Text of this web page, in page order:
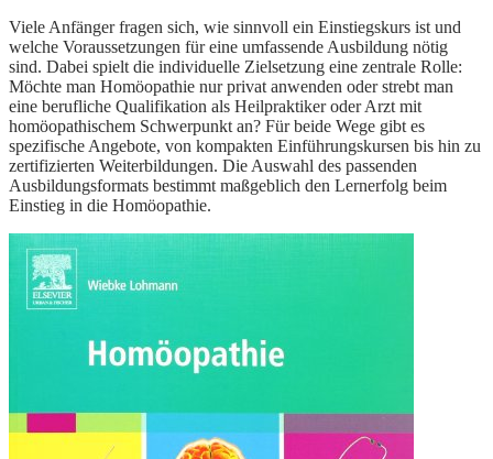
Viele Anfänger fragen sich, wie sinnvoll ein Einstiegskurs ist und
welche Voraussetzungen für eine umfassende Ausbildung nötig
sind. Dabei spielt die individuelle Zielsetzung eine zentrale Rolle:
Möchte man Homöopathie nur privat anwenden oder strebt man
eine berufliche Qualifikation als Heilpraktiker oder Arzt mit
homöopathischem Schwerpunkt an? Für beide Wege gibt es
spezifische Angebote, von kompakten Einführungskursen bis hin zu
zertifizierten Weiterbildungen. Die Auswahl des passenden
Ausbildungsformats bestimmt maßgeblich den Lernerfolg beim
Einstieg in die Homöopathie.